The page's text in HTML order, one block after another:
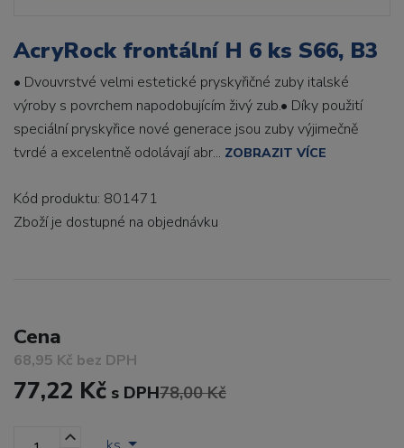
AcryRock frontální H 6 ks S66, B3
• Dvouvrstvé velmi estetické pryskyřičné zuby italské
výroby s povrchem napodobujícím živý zub.• Díky použití
speciální pryskyřice nové generace jsou zuby výjimečně
tvrdé a excelentně odolávají abr... ZOBRAZIT VÍCE
Kód produktu: 801471
Zboží je dostupné na objednávku
Cena
68,95 Kč bez DPH
77,22 Kč s DPH78,00 Kč